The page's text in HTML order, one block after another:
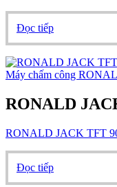
Đọc tiếp
Máy chấm công
RONALD
RONALD JACK TFT
Đọc tiếp